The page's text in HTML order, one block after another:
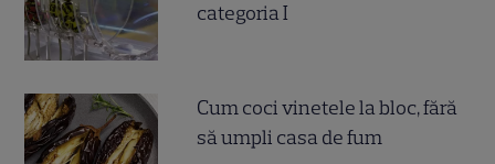
categoria I
Cum coci vinetele la bloc, fără
să umpli casa de fum